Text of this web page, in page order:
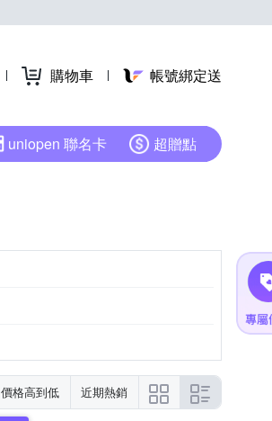
購物車 帳號綁定送
uniopen 聯名卡 超贈點
價格高到低 近期熱銷